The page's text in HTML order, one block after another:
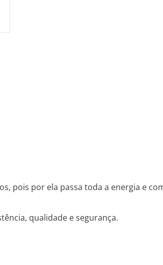
pois por ela passa toda a energia e
qualidade e segurança.